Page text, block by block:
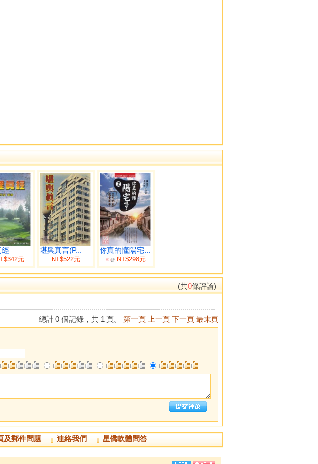
經
元
堪輿真言(P...
NT$522元
你真的懂陽宅...
85折NT$298元
(共0條評論)
總計 0 個記錄，共 1 頁。 第一頁 上一頁 下一頁 最末頁
及郵件問題 連絡我們 星僑軟體問答